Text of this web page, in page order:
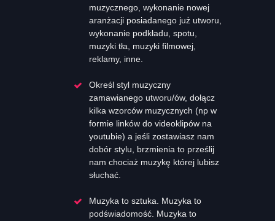
muzycznego, wykonanie nowej
aranżacji posiadanego już utworu,
wykonanie podkładu, spotu,
muzyki tła, muzyki filmowej,
reklamy, inne.
Określ styl muzyczny
zamawianego utworu/ów, dołącz
kilka wzorców muzycznych (np w
formie linków do videoklipów na
youtubie) a jeśli zostawiasz nam
dobór stylu, brzmienia to prześlij
nam chociaż muzykę której lubisz
słuchać.
Muzyka to sztuka. Muzyka to
podświadomość. Muzyka to